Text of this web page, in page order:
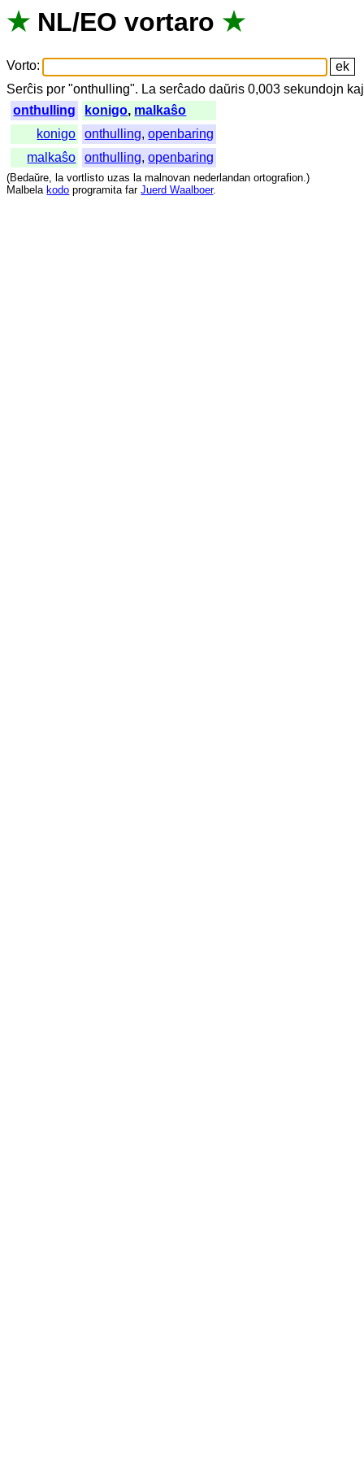
★ NL/EO vortaro ★
Vorto:
Serĉis por "onthulling". La serĉado daŭris 0,003sekundojn kaj
onthulling
konigo, malkaŝo
konigo
onthulling,openbaring
malkaŝo
onthulling,openbaring
(Bedaŭre, la vortlisto uzas la malnovan nederlandan ortografion.)
Malbela kodo programita far Juerd Waalboer.